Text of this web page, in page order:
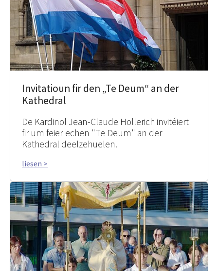
Invitatioun fir den „Te Deum“ an der
Kathedral
De Kardinol Jean-Claude Hollerich invitéiert
fir um feierlechen "Te Deum" an der
Kathedral deelzehuelen.
liesen >